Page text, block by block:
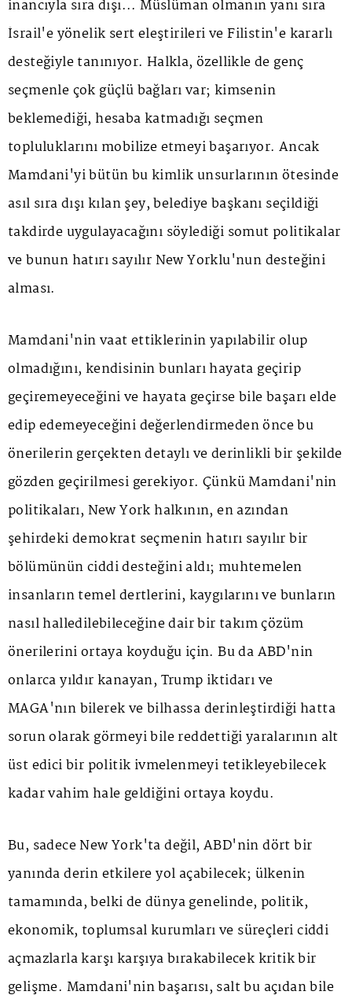
inancıyla sıra dışı... Müslüman olmanın yanı sıra
İsrail'e yönelik sert eleştirileri ve Filistin'e kararlı
desteğiyle tanınıyor. Halkla, özellikle de genç
seçmenle çok güçlü bağları var; kimsenin
beklemediği, hesaba katmadığı seçmen
topluluklarını mobilize etmeyi başarıyor. Ancak
Mamdani'yi bütün bu kimlik unsurlarının ötesinde
asıl sıra dışı kılan şey, belediye başkanı seçildiği
takdirde uygulayacağını söylediği somut politikalar
ve bunun hatırı sayılır New Yorklu'nun desteğini
alması.
Mamdani'nin vaat ettiklerinin yapılabilir olup
olmadığını, kendisinin bunları hayata geçirip
geçiremeyeceğini ve hayata geçirse bile başarı elde
edip edemeyeceğini değerlendirmeden önce bu
önerilerin gerçekten detaylı ve derinlikli bir şekilde
gözden geçirilmesi gerekiyor. Çünkü Mamdani'nin
politikaları, New York halkının, en azından
şehirdeki demokrat seçmenin hatırı sayılır bir
bölümünün ciddi desteğini aldı; muhtemelen
insanların temel dertlerini, kaygılarını ve bunların
nasıl halledilebileceğine dair bir takım çözüm
önerilerini ortaya koyduğu için. Bu da ABD'nin
onlarca yıldır kanayan, Trump iktidarı ve
MAGA'nın bilerek ve bilhassa derinleştirdiği hatta
sorun olarak görmeyi bile reddettiği yaralarının alt
üst edici bir politik ivmelenmeyi tetikleyebilecek
kadar vahim hale geldiğini ortaya koydu.
Bu, sadece New York'ta değil, ABD'nin dört bir
yanında derin etkilere yol açabilecek; ülkenin
tamamında, belki de dünya genelinde, politik,
ekonomik, toplumsal kurumları ve süreçleri ciddi
açmazlarla karşı karşıya bırakabilecek kritik bir
gelişme. Mamdani'nin başarısı, salt bu açıdan bile